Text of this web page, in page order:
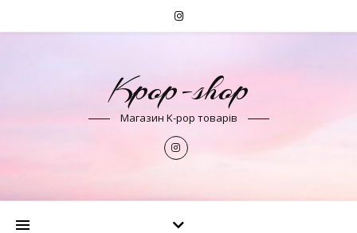
Kpop-shop
Магазин K-pop товарів